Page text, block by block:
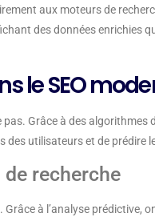
aux moteurs de
des données enrichies
le SEO
pas. Grâce à des algorithmes
des utilisateurs et de prédire
de recherche
. Grâce à l’analyse prédictive,